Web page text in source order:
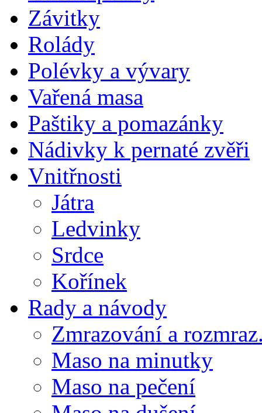
Závitky
Rolády
Polévky a vývary
Vařená masa
Paštiky a pomazánky
Nádivky k pernaté zvěři
Vnitřnosti
Játra
Ledvinky
Srdce
Kořínek
Rady a návody
Zmrazování a
Maso na minutky
Maso na pečení